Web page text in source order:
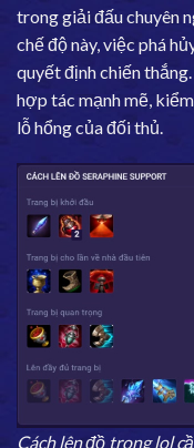
trong giải đấu chuyên
chế độ này, việc phá
quyết định chiến
hợp tác mạnh mẽ,
lỗ hổng của đối thủ.
Cách lên đồ trong lol